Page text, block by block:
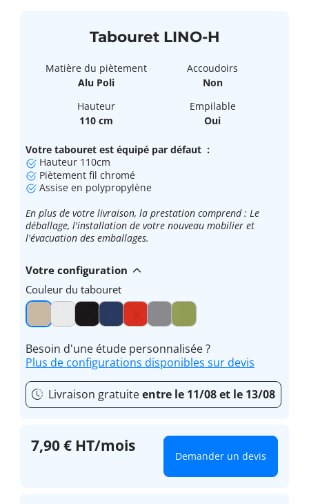
Tabouret LINO-H
Matière du piètement
Alu Poli
Accoudoirs
Non
Hauteur
110 cm
Empilable
Oui
Votre tabouret est équipé par défaut :
Hauteur 110cm
Piètement fil chromé
Assise en polypropylène
En plus de votre livraison, la prestation comprend : Le
déballage, l'installation de votre nouveau mobilier et
l'évacuation des emballages.
Votre configuration
Couleur du tabouret
Besoin d'une étude personnalisée ?
Plus de configurations disponibles sur devis
Livraison gratuiteentre le 11/08 et le 13/08
7,90 € HT/mois
Demander un devis